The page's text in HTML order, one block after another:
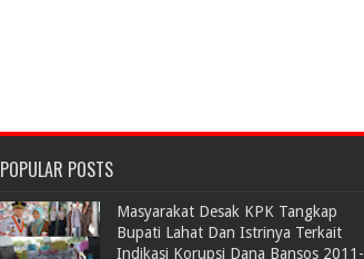
POPULAR POSTS
Masyarakat Desak KPK Tangkap
Bupati Lahat Dan Istrinya Terkait
Indikasi Korupsi Dana Bansos 2011-